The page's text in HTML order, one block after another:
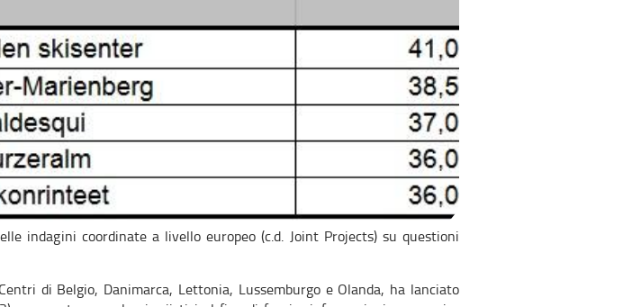
indagini coordinate a livello europeo (c.d. Joint Projects) su questioni
di Belgio, Danimarca, Lettonia, Lussemburgo e Olanda, ha lanciato